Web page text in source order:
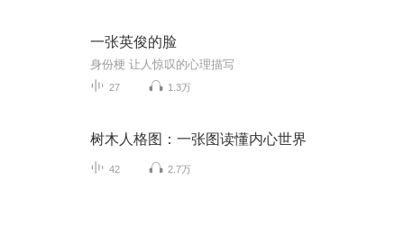
一张英俊的脸
身份梗 让人惊叹的心理描写
27 1.3万
树木人格图：一张图读懂内心世界
42 2.7万